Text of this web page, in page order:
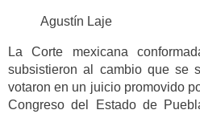
Agustín Laje
La Corte mexicana
subsistieron al cambio que se
votaron en un juicio promovido
Congreso del Estado de